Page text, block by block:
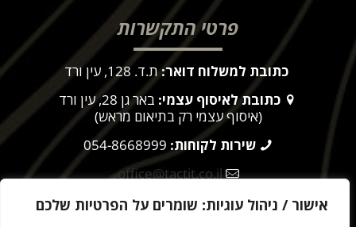
אישור / ניהול עוגיות: שומרים על הפרטיות שלכם
פרטי התקשרות
כתובת למשלוח דואר:ת.ד. 128, עין ורד
כתובת לאיסוף עצמי: באר גן 28, עין ורד
(איסוף עצמי רק בתיאום מראש)
שירות לקוחות: 054-8668999
office@tactit.co.il
שעות פעילות:9:00 – 17:00